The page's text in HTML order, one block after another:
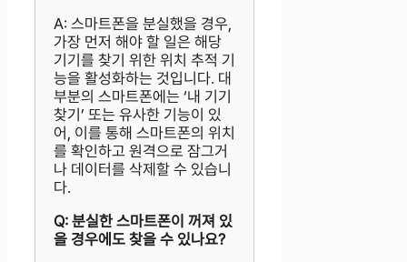
A: 스마트폰을 분실했을 경우,
가장 먼저 해야 할 일은 해당
기기를 찾기 위한 위치 추적 기
능을 활성화하는 것입니다. 대
부분의 스마트폰에는 ‘내 기기
찾기’ 또는 유사한 기능이 있
어, 이를 통해 스마트폰의 위치
를 확인하고 원격으로 잠그거
나 데이터를 삭제할 수 있습니
다.
Q: 분실한 스마트폰이 꺼져 있
을 경우에도 찾을 수 있나요?